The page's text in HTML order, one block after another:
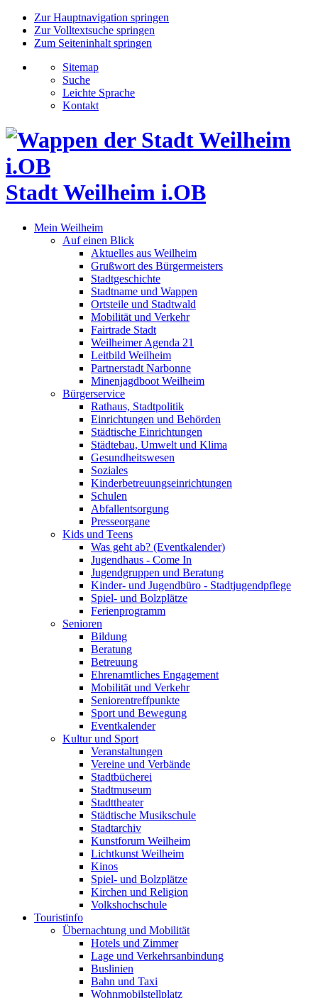
Zur Hauptnavigation springen
Zur Volltextsuche springen
Zum Seiteninhalt springen
Sitemap
Suche
Leichte Sprache
Kontakt
Stadt Weilheim i.OB
Mein Weilheim
Auf einen Blick
Aktuelles aus Weilheim
Grußwort des Bürgermeisters
Stadtgeschichte
Stadtname und Wappen
Ortsteile und Stadtwald
Mobilität und Verkehr
Fairtrade Stadt
Weilheimer Agenda 21
Leitbild Weilheim
Partnerstadt Narbonne
Minenjagdboot Weilheim
Bürgerservice
Rathaus, Stadtpolitik
Einrichtungen und Behörden
Städtische Einrichtungen
Städtebau, Umwelt und Klima
Gesundheitswesen
Soziales
Kinderbetreuungseinrichtungen
Schulen
Abfallentsorgung
Presseorgane
Kids und Teens
Was geht ab? (Eventkalender)
Jugendhaus - Come In
Jugendgruppen und Beratung
Kinder- und Jugendbüro - Stadtjugendpflege
Spiel- und Bolzplätze
Ferienprogramm
Senioren
Bildung
Beratung
Betreuung
Ehrenamtliches Engagement
Mobilität und Verkehr
Seniorentreffpunkte
Sport und Bewegung
Eventkalender
Kultur und Sport
Veranstaltungen
Vereine und Verbände
Stadtbücherei
Stadtmuseum
Stadttheater
Städtische Musikschule
Stadtarchiv
Kunstforum Weilheim
Lichtkunst Weilheim
Kinos
Spiel- und Bolzplätze
Kirchen und Religion
Volkshochschule
Touristinfo
Übernachtung und Mobilität
Hotels und Zimmer
Lage und Verkehrsanbindung
Buslinien
Bahn und Taxi
Wohnmobilstellplatz